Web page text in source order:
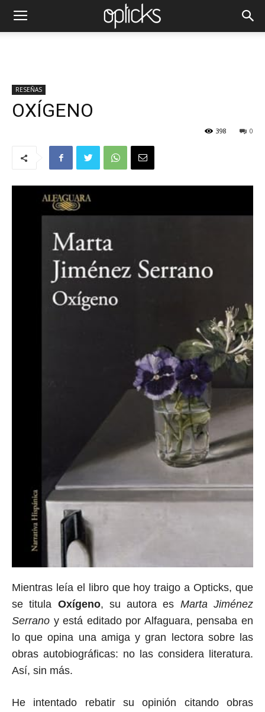
RESEÑAS
OXÍGENO
0
398
Mientras leía el libro que hoy traigo a Opticks, que
se titula Oxígeno, su autora es Marta Jiménez
Serrano y está editado por Alfaguara, pensaba en
lo que opina una amiga y gran lectora sobre las
obras autobiográficas: no las considera literatura.
Así, sin más.
He intentado rebatir su opinión citando obras